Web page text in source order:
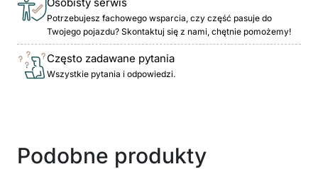
Potrzebujesz fachowego wsparcia, czy część pasuje do
Twojego pojazdu? Skontaktuj się z nami, chętnie pomożemy!
Często zadawane pytania
Wszystkie pytania i odpowiedzi.
Podobne produkty